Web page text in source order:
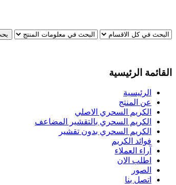
القائمة الرئيسية
الرئيسية
عن المنتج
الكريم السحري الاصلي
الكريم السحري بالتقشير المضاعف
الكريم السحري بدون تقشير
فوائد الكريم
آراء العملاء
اطلب الان
الصور
اتصل بنا